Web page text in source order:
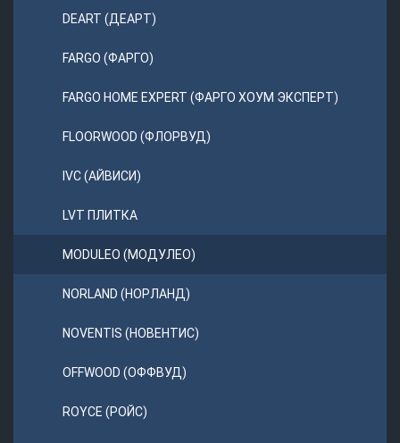
DEART (ДЕАРТ)
FARGO (ФАРГО)
FARGO HOME EXPERT (ФАРГО ХОУМ ЭКСПЕРТ)
FLOORWOOD (ФЛОРВУД)
IVC (АЙВИСИ)
LVT ПЛИТКА
MODULEO (МОДУЛЕО)
NORLAND (НОРЛАНД)
NOVENTIS (НОВЕНТИС)
OFFWOOD (ОФФВУД)
ROYCE (РОЙС)